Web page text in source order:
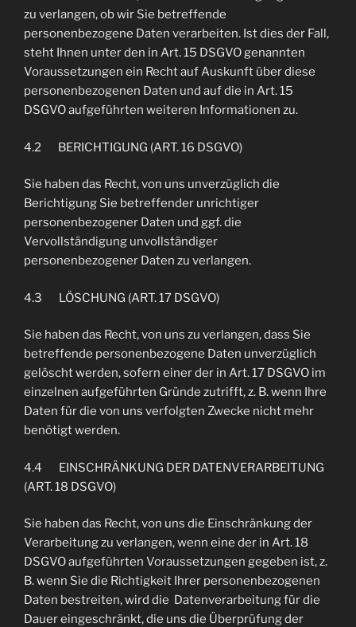
zu verlangen, ob wir Sie betreffende
personenbezogene Daten verarbeiten. Ist dies der Fall,
steht Ihnen unter den in Art. 15 DSGVO genannten
Voraussetzungen ein Recht auf Auskunft über diese
personenbezogenen Daten und auf die in Art. 15
DSGVO aufgeführten weiteren Informationen zu.
4.2 BERICHTIGUNG (ART. 16 DSGVO)
Sie haben das Recht, von uns unverzüglich die
Berichtigung Sie betreffender unrichtiger
personenbezogener Daten und ggf. die
Vervollständigung unvollständiger
personenbezogener Daten zu verlangen.
4.3 LÖSCHUNG (ART. 17 DSGVO)
Sie haben das Recht, von uns zu verlangen, dass Sie
betreffende personenbezogene Daten unverzüglich
gelöscht werden, sofern einer der in Art. 17 DSGVO im
einzelnen aufgeführten Gründe zutrifft, z. B. wenn Ihre
Daten für die von uns verfolgten Zwecke nicht mehr
benötigt werden.
4.4 EINSCHRÄNKUNG DER DATENVERARBEITUNG
(ART. 18 DSGVO)
Sie haben das Recht, von uns die Einschränkung der
Verarbeitung zu verlangen, wenn eine der in Art. 18
DSGVO aufgeführten Voraussetzungen gegeben ist, z.
B. wenn Sie die Richtigkeit Ihrer personenbezogenen
Daten bestreiten, wird die Datenverarbeitung für die
Dauer eingeschränkt, die uns die Überprüfung der